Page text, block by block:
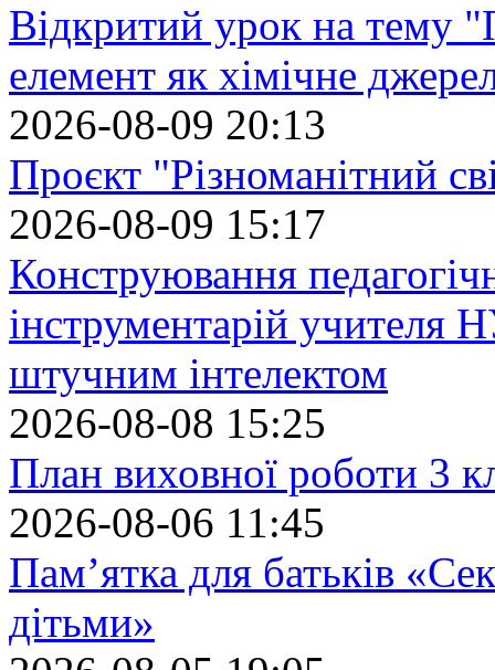
Відкритий урок на тему
елемент як хімічне
2026-08-09 20:13
Проєкт "Різноманітний
2026-08-09 15:17
Конструювання
інструментарій учителя
штучним інтелектом
2026-08-08 15:25
План виховної роботи 3
2026-08-06 11:45
Пам’ятка для батьків
дітьми»